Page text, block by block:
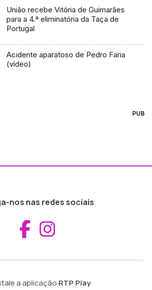
União recebe Vitória de Guimarães
para a 4.ª eliminatória da Taça de
Portugal
Acidente aparatoso de Pedro Faria
(vídeo)
PUB
nos nas redes sociais
Aceder ao
a aplicação RTP Play